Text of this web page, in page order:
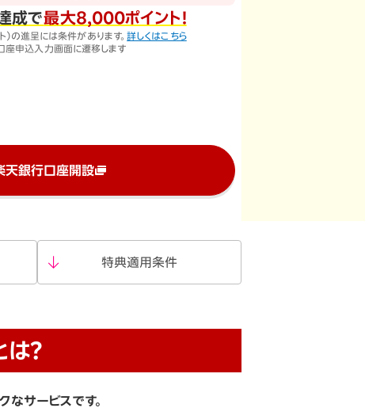
成で最大8,000ポイント！
）の進呈には条件があります。詳しくはこちら
座申込入力画面に遷移します
天銀行口座開設
特典適用条件
？
なサービスです。